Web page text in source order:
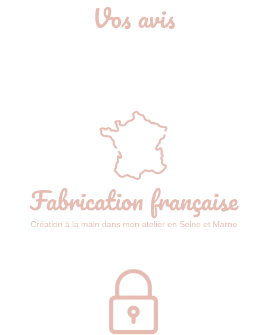
Vos avis
Fabrication française
Création à la main dans mon atelier en Seine et Marne